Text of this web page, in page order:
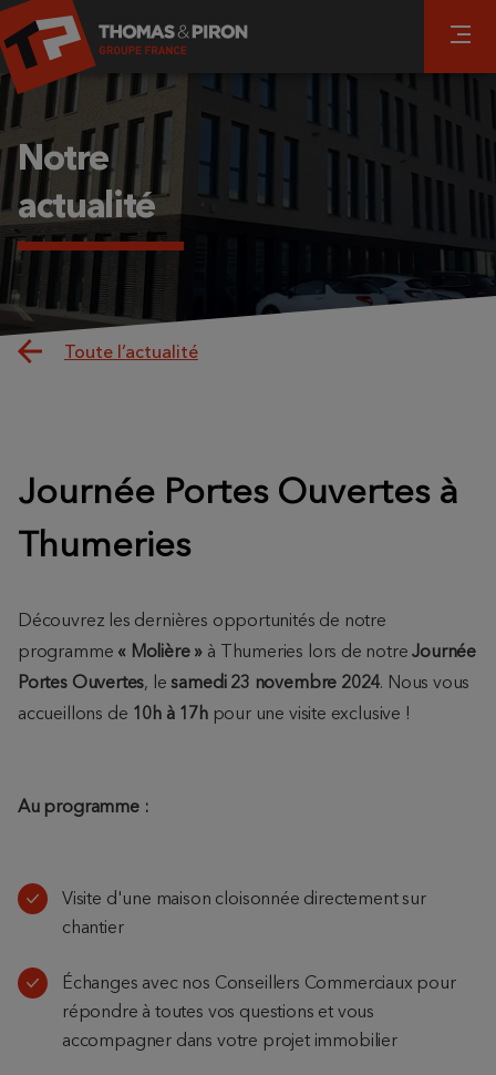
Notre
actualité
Toute l’actualité
Journée Portes Ouvertes à
Thumeries
Découvrez les dernières opportunités de notre
programme « Molière » à Thumeries lors de notreJournée
Portes Ouvertes, lesamedi 23 novembre 2024. Nous vous
accueillons de 10h à 17hpour une visite exclusive !
Au programme :
Visite d'une maison cloisonnée directement sur
chantier
Échanges avec nos Conseillers Commerciaux pour
répondre à toutes vos questions et vous
accompagner dans votre projet immobilier